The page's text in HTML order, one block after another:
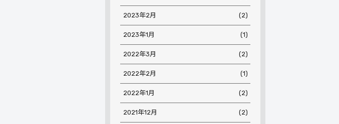
2023年2月 (2)
2023年1月 (1)
2022年3月 (2)
2022年2月 (1)
2022年1月 (2)
2021年12月 (2)